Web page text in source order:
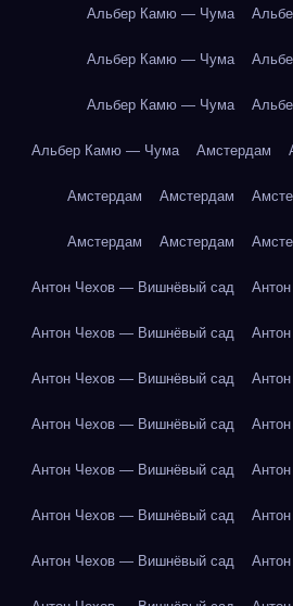
Альбер Камю — Чума
Альбер Камю — Чума
Альбер Камю — Чума
Альбер Камю — Чума Амстердам
Амстердам Амстердам
Амстердам Амстердам
Антон Чехов — Вишнёвый сад
Антон Чехов — Вишнёвый сад
Антон Чехов — Вишнёвый сад
Антон Чехов — Вишнёвый сад
Антон Чехов — Вишнёвый сад
Антон Чехов — Вишнёвый сад
Антон Чехов — Вишнёвый сад